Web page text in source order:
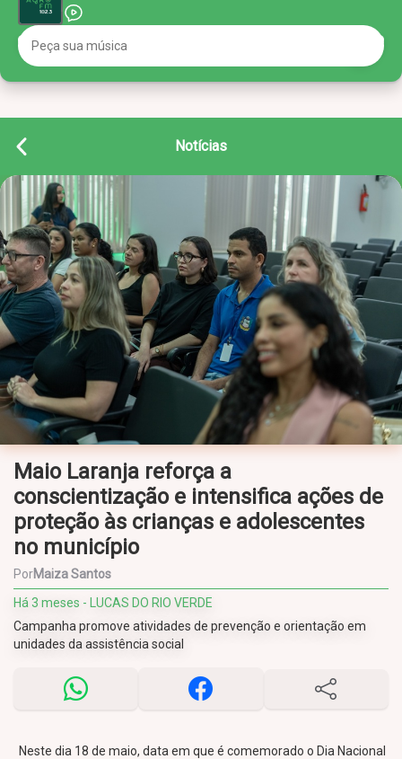
Notícias
Maio Laranja reforça a
conscientização e intensifica ações de
proteção às crianças e adolescentes
no município
PorMaiza Santos
Há 3 meses - LUCAS DO RIO VERDE
Campanha promove atividades de prevenção e orientação em
unidades da assistência social
Neste dia 18 de maio, data em que é comemorado o Dia Nacional